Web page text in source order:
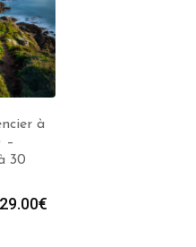
à
–
30
€